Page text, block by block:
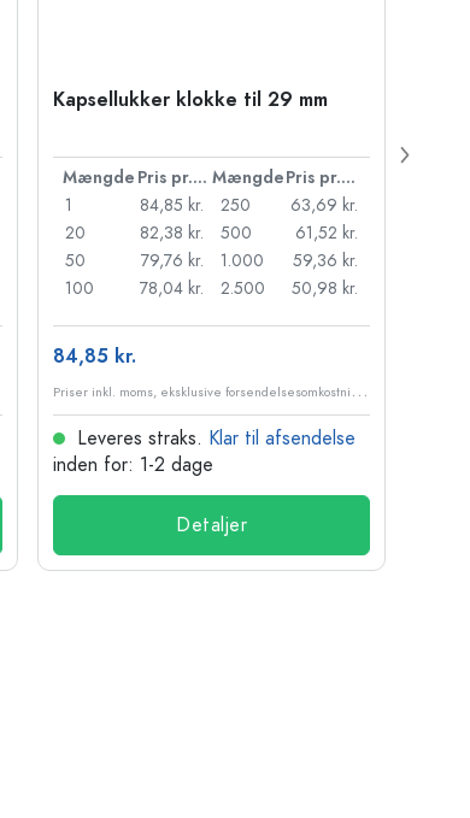
Kapsellukker klokke til 29 mm
Mængde Pris pr. stk. Mængde
Pris pr. stk.
1
84,85 kr.
20
82,38 kr.
50
79,76 kr.
100
78,04 kr.
250
63,69 kr.
500
61,52 kr.
1.000
59,36 kr.
2.500
50,98 kr.
84,85 kr.
P
riser inkl. moms, eksklusive forsendelsesomkostninger
Leveres straks. Klar til afsendelse
inden for: 1-2 dage
Detaljer